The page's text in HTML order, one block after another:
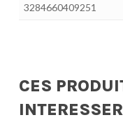
3284660409251
CES
INTERESSER